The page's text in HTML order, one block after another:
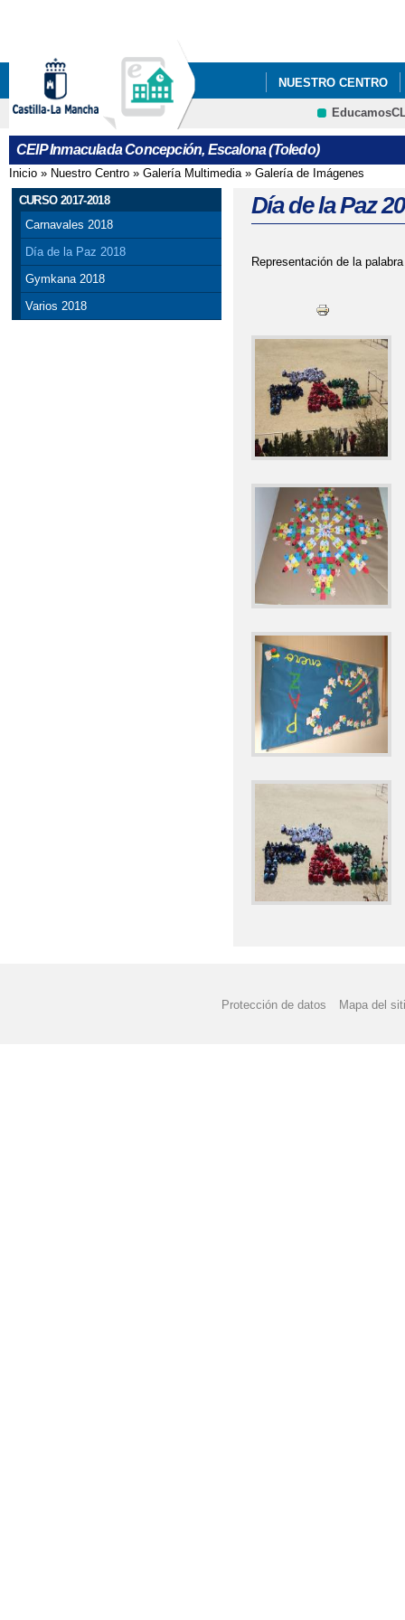
NUESTRO CENTRO
INFÓRMATE
CEIP Inmaculada Concepción, Escalona (Toledo)
Se encuentra usted aquí
Inicio » Nuestro Centro » Galería Multimedia» Galería de Imágenes
CURSO 2017-2018
Carnavales 2018
Día de la Paz 2018
Gymkana 2018
Varios 2018
Día de la Paz
Representación de la
Protección de datos Mapa del